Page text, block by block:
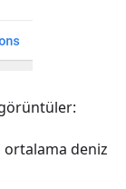
ortalama deniz